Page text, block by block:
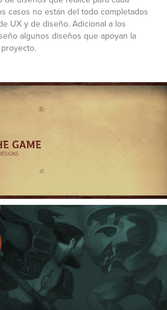
casos no están del todo completados
UX y de diseño. Adicional a los
algunos diseños que apoyan la